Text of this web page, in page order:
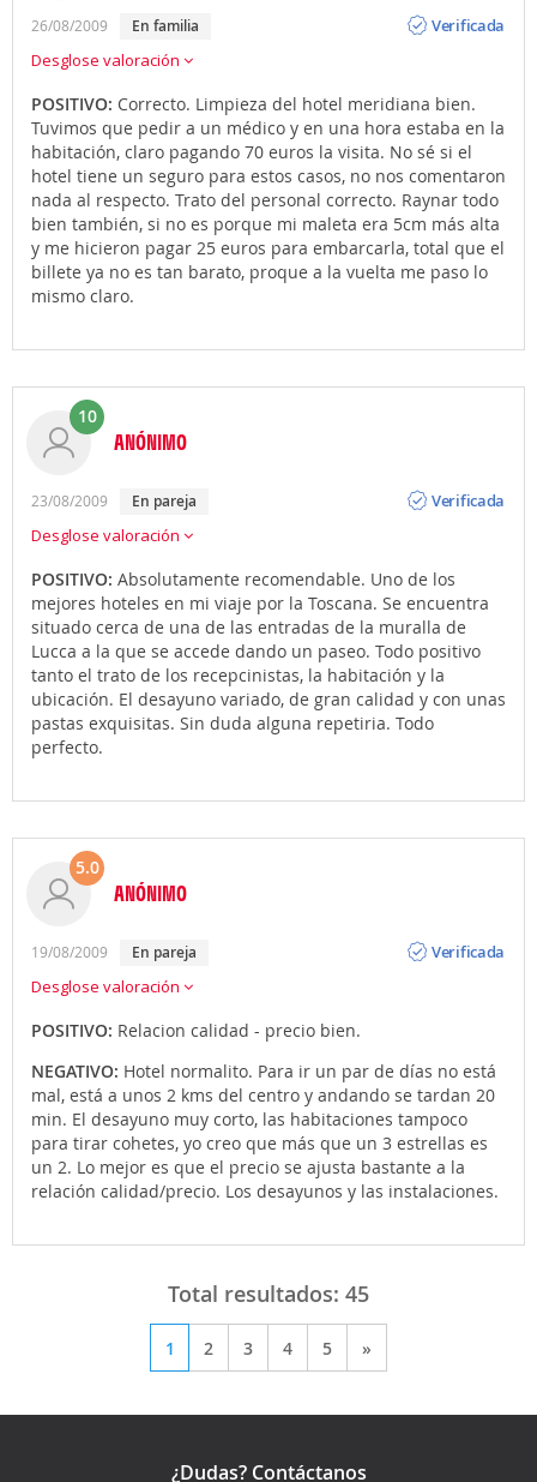
26/08/2009 en familia
Verificada
Desglose valoración
POSITIVO: Correcto. Limpieza del hotel meridiana bien.
Tuvimos que pedir a un médico y en una hora estaba en la
habitación, claro pagando 70 euros la visita. No sé si el
hotel tiene un seguro para estos casos, no nos comentaron
nada al respecto. Trato del personal correcto. Raynar todo
bien también, si no es porque mi maleta era 5cm más alta
y me hicieron pagar 25 euros para embarcarla, total que el
billete ya no es tan barato, proque a la vuelta me paso lo
mismo claro.
10
ANÓNIMO
23/08/2009 en pareja
Verificada
Desglose valoración
POSITIVO: Absolutamente recomendable. Uno de los
mejores hoteles en mi viaje por la Toscana. Se encuentra
situado cerca de una de las entradas de la muralla de
Lucca a la que se accede dando un paseo. Todo positivo
tanto el trato de los recepcinistas, la habitación y la
ubicación. El desayuno variado, de gran calidad y con unas
pastas exquisitas. Sin duda alguna repetiria. Todo
perfecto.
5.0
ANÓNIMO
19/08/2009 en pareja
Verificada
Desglose valoración
POSITIVO: Relacion calidad - precio bien.
NEGATIVO: Hotel normalito. Para ir un par de días no está
mal, está a unos 2 kms del centro y andando se tardan 20
min. El desayuno muy corto, las habitaciones tampoco
para tirar cohetes, yo creo que más que un 3 estrellas es
un 2. Lo mejor es que el precio se ajusta bastante a la
relación calidad/precio. Los desayunos y las instalaciones.
Total resultados: 45
1 2 3 4 5 »
¿Dudas? Contáctanos